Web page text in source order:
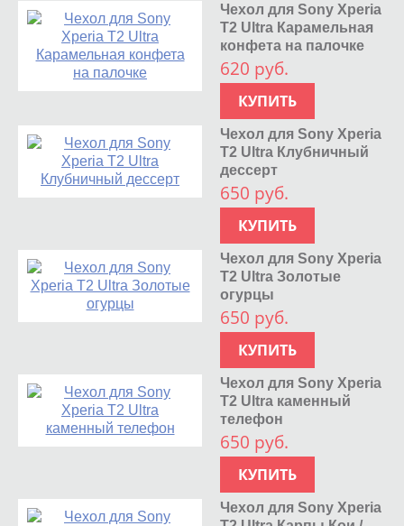
Чехол для Sony Xperia
T2 Ultra Карамельная
конфета на палочке
620 руб.
КУПИТЬ
Чехол для Sony Xperia
T2 Ultra Клубничный
дессерт
650 руб.
КУПИТЬ
Чехол для Sony Xperia
T2 Ultra Золотые
огурцы
650 руб.
КУПИТЬ
Чехол для Sony Xperia
T2 Ultra каменный
телефон
650 руб.
КУПИТЬ
Чехол для Sony Xperia